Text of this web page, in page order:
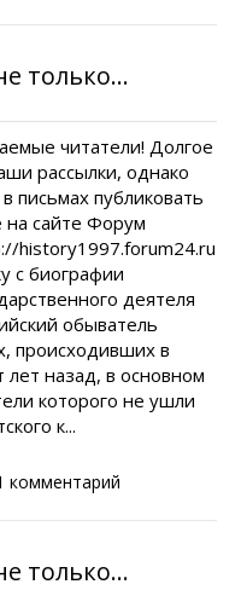
только...
читатели! Долгое
рассылки, однако
письмах публиковать
сайте Форум
history1997.forum24.ru
с биографии
деятеля
обыватель
происходивших в
назад, в основном
которого не ушли
к...
комментарий
только...